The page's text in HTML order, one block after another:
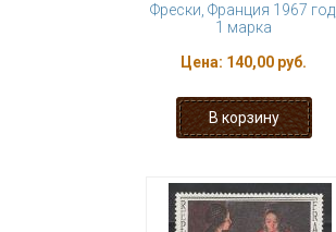
Фрески, Франция 1967 год,
1 марка
Цена: 140,00 руб.